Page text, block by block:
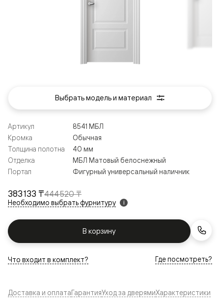
383 133 ₸444 520 ₸
Необходимо выбрать фурнитуру i
В корзину
Артикул
8541 МБЛ
Кромка
Обычная
Толщина полотна
40 мм
Отделка
МБЛ Матовый белоснежный
Портал
Фигурный универсальный наличник
Что входит в комплект? Где посмотреть?
Выбрать модель и материал
Доставка и оплатаГарантияУход за дверямиХарактеристики